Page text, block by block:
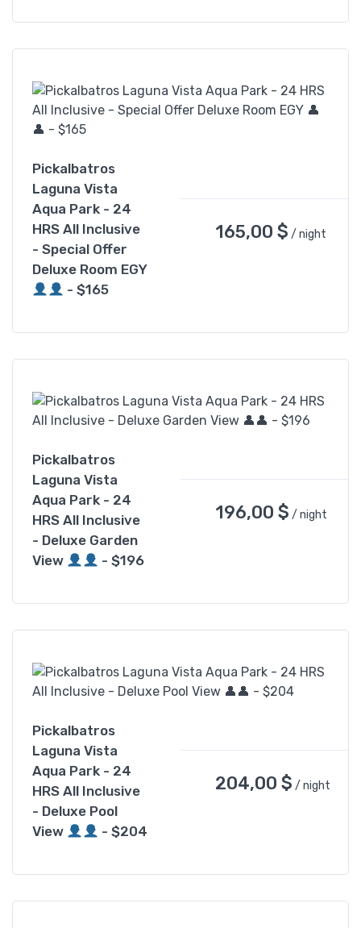
Pickalbatros
Laguna Vista
Aqua Park - 24
HRS All Inclusive
- Special Offer
Deluxe Room EGY
- $165
165,00 $ / night
Pickalbatros
Laguna Vista
Aqua Park - 24
HRS All Inclusive
- Deluxe Garden
View
- $196
196,00 $ / night
Pickalbatros
Laguna Vista
Aqua Park - 24
HRS All Inclusive
- Deluxe Pool
View
- $204
204,00 $ / night